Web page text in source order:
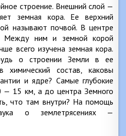
строение. Внешний слой —
земная кора. Ее верхний
называют почвой. В центре
Между ним и земной корой
всего изучена земная кора.
о строении Земли в ее
химический состав, каковы
и ядре? Самые глубокие
15 км, а до центра Земного
что там внутри? На помощь
о землетрясениях —